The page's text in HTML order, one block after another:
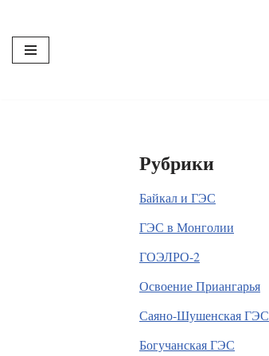
Перейти
к
Рубрики
Байкал и ГЭС
ГЭС в Монголии
ГОЭЛРО-2
Освоение Приангарья
Саяно-Шушенская ГЭС
Богучанская ГЭС